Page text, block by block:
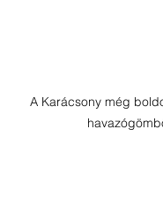
A Karácsony még